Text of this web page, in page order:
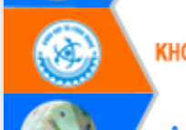
Gặp mặt các cơ quan báo chí nhân Kỷ
niệm 101 năm Ngày Báo chí Cách
mạng Việt Nam
Đắk Lắk sơ kết 4 năm triển khai thực
hiện Đề án 06 của Chính phủ
Họp báo thông tin về Hội nghị Công bố